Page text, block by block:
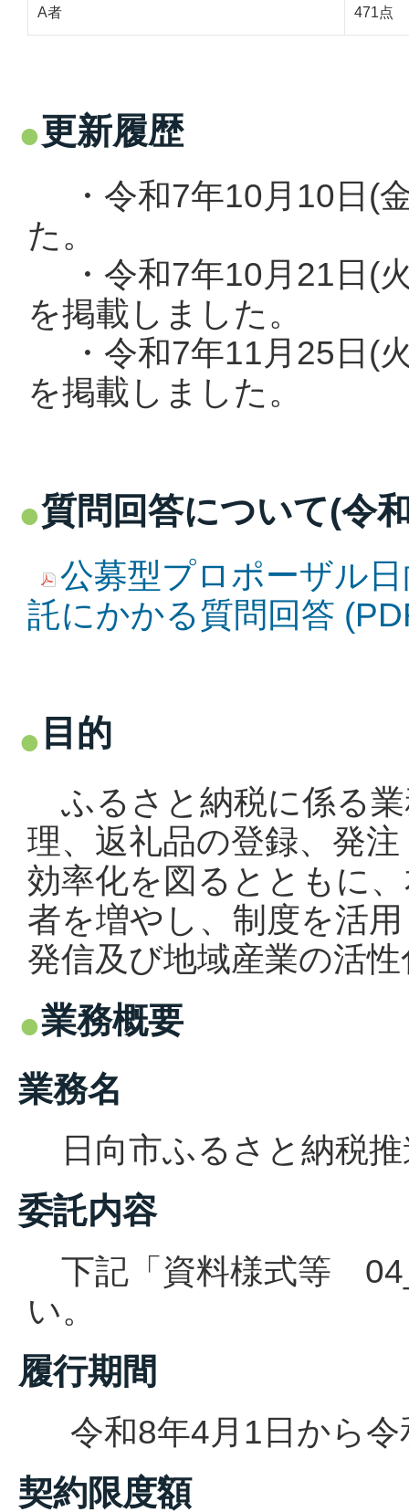
A者 471点
更新履歴
・令和7年10月10日(
た。
・令和7年10月21日(
を掲載しました。
・令和7年11月25日(
を掲載しました。
質問回答について(令
公募型プロポーザル
託にかかる質問回答
目的
ふるさと納税に係る
理、返礼品の登録、発
効率化を図るとともに
者を増やし、制度を活
発信及び地域産業の活
業務概要
業務名
日向市ふるさと納税推
委託内容
下記「資料様式等
い。
履行期間
令和8年4月1日から令
契約限度額